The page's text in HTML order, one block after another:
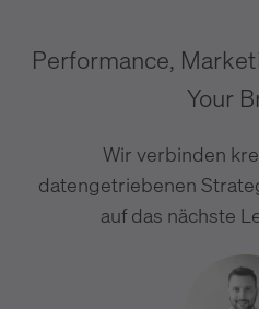
Performance,
Your
Wir verbinden
datengetriebenen
auf das nächste